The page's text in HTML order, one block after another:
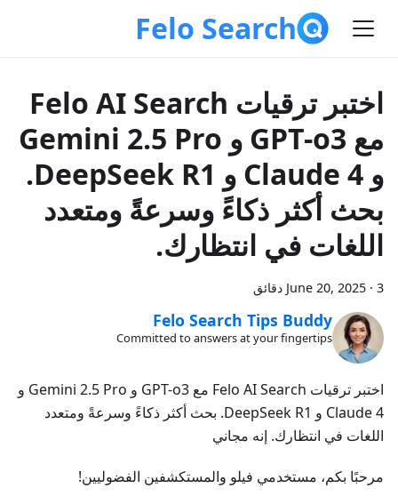
Felo Search
اختبر ترقيات Felo AI Search
مع GPT-o3 و Gemini 2.5 Pro
و Claude 4 و DeepSeek R1.
بحث أكثر ذكاءً وسرعةً ومتعدد
اللغات في انتظارك.
June 20, 2025 · 3 دقائق
Felo Search Tips Buddy
Committed to answers at your fingertips
اختبر ترقيات Felo AI Search مع GPT-o3 و Gemini 2.5 Pro و
Claude 4 و DeepSeek R1. بحث أكثر ذكاءً وسرعةً ومتعدد
اللغات في انتظارك. إنه مجاني
مرحبًا بكم، مستخدمي فيلو والمستكشفين الفضوليين!